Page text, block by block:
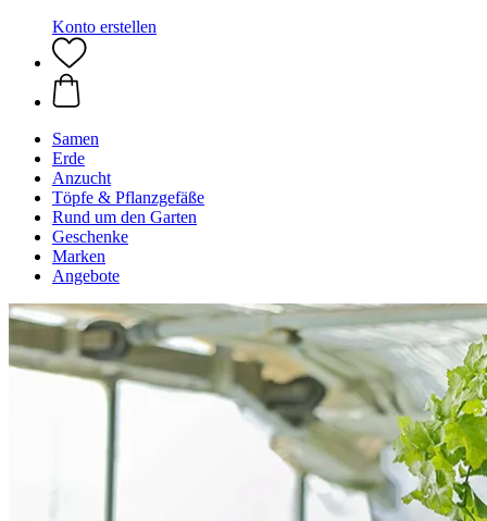
Konto erstellen
Samen
Erde
Anzucht
Töpfe & Pflanzgefäße
Rund um den Garten
Geschenke
Marken
Angebote